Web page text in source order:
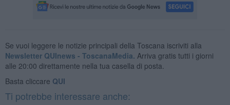
Se vuoi leggere le notizie principali della Toscana iscriviti alla
Newsletter QUInews - ToscanaMedia. Arriva gratis tutti i giorni
alle 20:00 direttamente nella tua casella di posta.
Basta cliccare QUI
Ti potrebbe interessare anche: